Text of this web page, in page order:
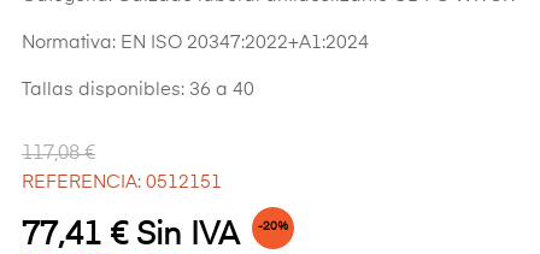
Normativa: EN ISO 20347:2022+A1:2024
Tallas disponibles: 36 a 40
117,08 €
REFERENCIA: 0512151
77,41 € Sin IVA -20%